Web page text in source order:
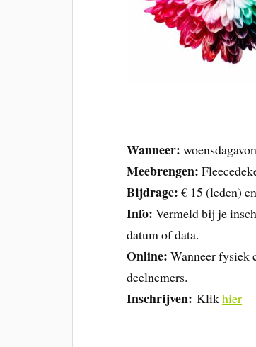
Wanneer:
Meebrengen:
Bijdrage: € 15 (leden)
Info: Vermeld bij je
datum of data.
Online: Wanneer fysiek
deelnemers.
Inschrijven:Klikhier